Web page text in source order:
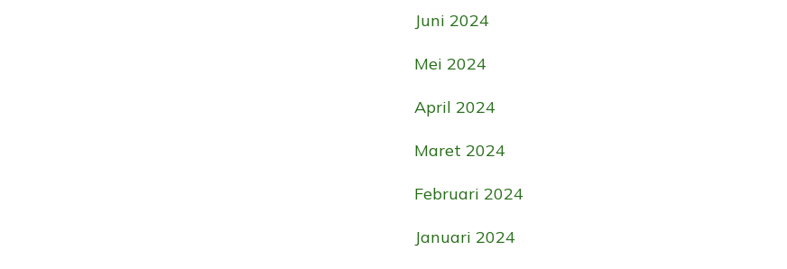
Juni 2024
Mei 2024
April 2024
Maret 2024
Februari 2024
Januari 2024